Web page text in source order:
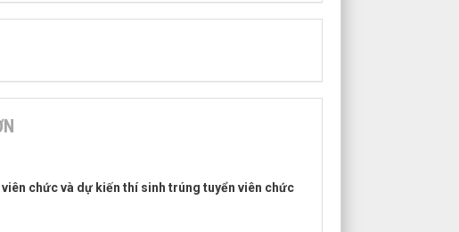
chức và dự kiến thí sinh trúng tuyển viên chức